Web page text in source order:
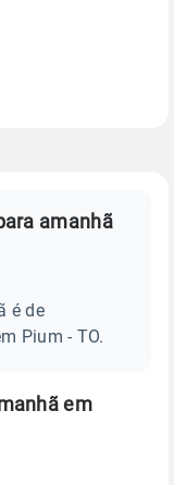
amanhã
é de
Pium - TO.
em